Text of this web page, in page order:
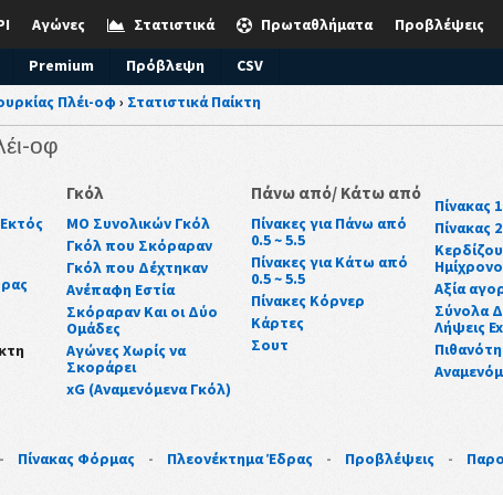
Προβλέψεις
Πρωταθλήματα
Στατιστικά
Αγώνες
Premium Πρόβλεψη
CSV
Πλέι-οφ › Στατιστικά Παίκτη
οφ
Γκόλ
ΜΟ Συνολικών Γκόλ
Γκόλ που Σκόραραν
Γκόλ που Δέχτηκαν
Ανέπαφη Εστία
Σκόραραν Και οι Δύο
Ομάδες
Αγώνες Χωρίς να
Σκοράρει
xG (Αναμενόμενα Γκόλ)
Πάνω από/ Κάτω από
Πίνακες για Πάνω από
0.5 ~ 5.5
Πίνακες για Κάτω από
0.5 ~ 5.5
Πίνακες Κόρνερ
Κάρτες
Σουτ
Πίνακας
Πίνακας
Ημίχρονο
Αξία
Σύνολα
Λήψεις
Πίνακας Φόρμας - Πλεονέκτημα Έδρας - Προβλέψεις -